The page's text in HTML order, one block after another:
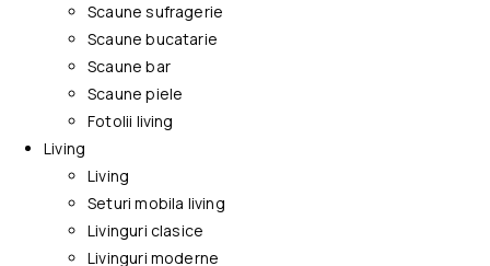
Scaune sufragerie
Scaune bucatarie
Scaune bar
Scaune piele
Fotolii living
Living
Living
Seturi mobila living
Livinguri clasice
Livinguri moderne